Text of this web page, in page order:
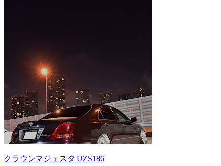
クラウンマジェスタ UZS186